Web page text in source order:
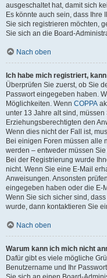
ausgeschaltet hat, damit sich
Es könnte auch sein, dass Ihre
Sie sich registrieren möchten,
Sie sich an die Board-
Nach oben
Ich habe mich registriert,
Überprüfen Sie zuerst, ob Sie
Passwort eingegeben haben.
Möglichkeiten. Wenn COPPA
unter 13 Jahre alt sind,
Erziehungsberechtigten den
Wenn dies nicht der Fall ist,
Bei einigen Foren müssen alle
werden – entweder müssen
Bei der Registrierung wurde
nicht. Wenn Sie eine E-Mail
Anweisungen. Ansonsten
eingegeben haben oder die E-
Wenn Sie sich sicher sind,
wurde, dann kontaktieren Sie
Nach oben
Warum kann ich mich nicht
Dafür gibt es viele mögliche
Benutzername und Ihr